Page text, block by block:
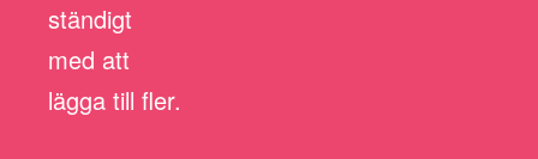
ständigt
med att
lägga till fler.